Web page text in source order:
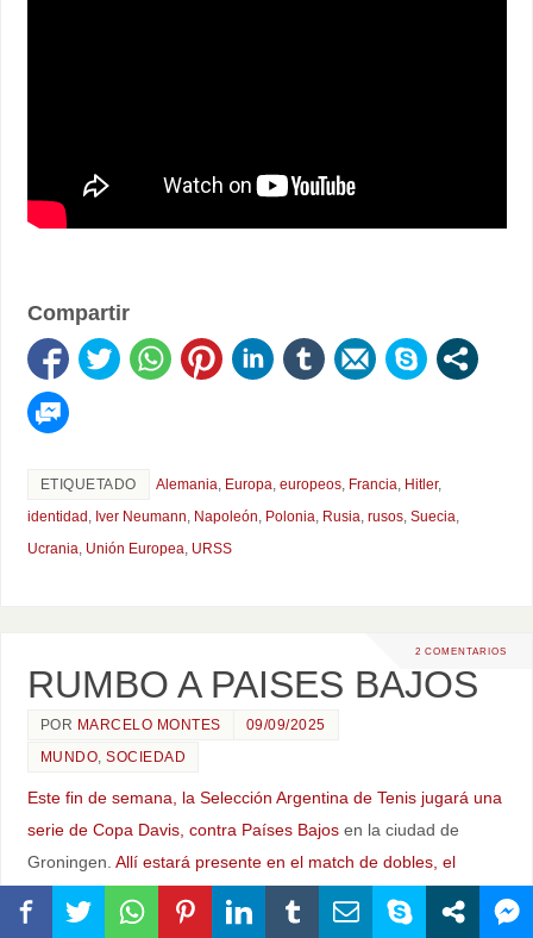
Compartir
ETIQUETADO Alemania, Europa, europeos, Francia, Hitler,
identidad , Iver Neumann, Napoleón, Polonia, Rusia, rusos, Suecia,
Ucrania, Unión Europea, URSS
2 COMENTARIOS
RUMBO A PAISES BAJOS
POR MARCELO MONTES
09/09/2025
MUNDO,SOCIEDAD
Este fin de semana, la Selección Argentina de Tenis jugará una
serie de Copa Davis, contra Países Bajosen la ciudad de
Groningen. Allí estará presente en el match de dobles, el
quien me fotografié en
el Open de Hamburgo , cuando aún